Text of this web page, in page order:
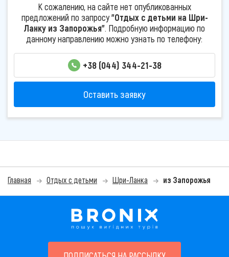
К сожалению, на сайте нет опубликованных
предложений по запросу"Отдых с детьми на Шри-
Ланку из Запорожья". Подробную информацию по
данному направлению можно узнать по телефону:
+38 (044) 344-21-38
Оставить заявку
Главная Отдых с детьми Шри-Ланка из Запорожья